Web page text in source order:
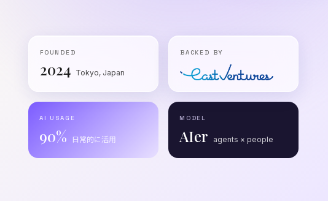
FOUNDED
2024 Tokyo, Japan
BACKED BY
AI USAGE
90% 日常的に活用
MODEL
AIer agents × people